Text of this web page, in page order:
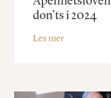
don’ts i 2024
Les mer